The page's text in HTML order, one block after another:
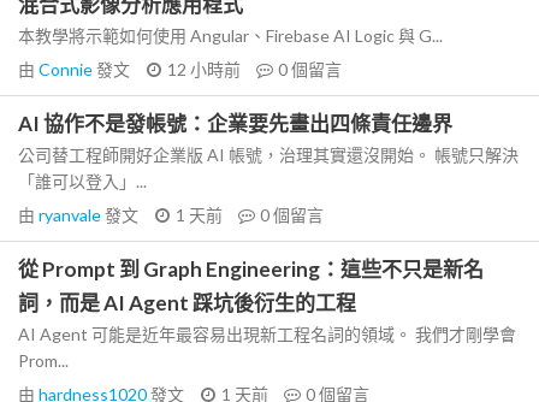
本教學將示範如何使用 Angular、Firebase AI Logic 與 G...
由 Connie發文 12 小時前 0個留言
AI 協作不是發帳號：企業要先畫出四條責任邊界
公司替工程師開好企業版 AI 帳號，治理其實還沒開始。 帳號只解決
「誰可以登入」...
由 ryanvale發文 1 天前 0個留言
從 Prompt 到 Graph Engineering：這些不只是新名
詞，而是 AI Agent 踩坑後衍生的工程
AI Agent 可能是近年最容易出現新工程名詞的領域。 我們才剛學會
Prom...
由 hardness1020發文 1 天前 0個留言